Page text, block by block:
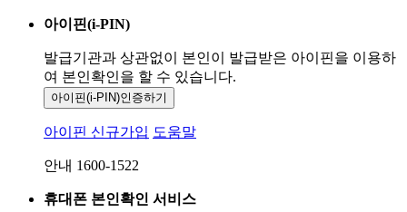
아이핀(i-PIN)
발급기관과 상관없이 본인이 발급받은 아이핀을 이용하
여 본인확인을 할 수 있습니다.
아이핀(i-PIN)인증하기
아이핀 신규가입 도움말
안내 1600-1522
휴대폰 본인확인 서비스